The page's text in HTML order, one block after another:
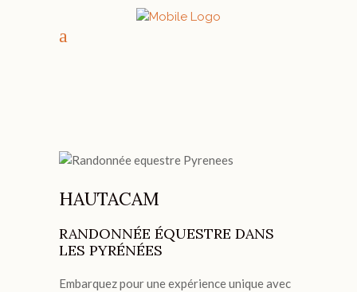
HAUTACAM
RANDONNÉE ÉQUESTRE DANS
LES PYRÉNÉES
Embarquez pour une expérience unique avec